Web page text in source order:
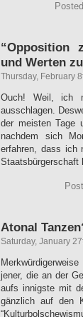
“Opposition
und Werten
Thursday, February
Ouch! Weil, ich
ausschlagen.
der meisten Tage
nachdem sich
erfahren, dass ich
Atonal
Saturday, January
jener, die an der
aufs innigste mit
gänzlich auf den